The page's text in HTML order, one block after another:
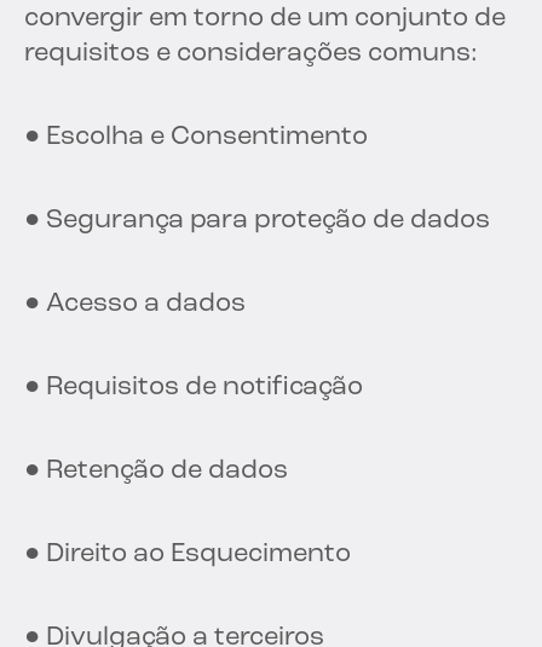
convergir em torno de um conjunto de
requisitos e considerações comuns:
● Escolha e Consentimento
● Segurança para proteção de dados
● Acesso a dados
● Requisitos de notificação
● Retenção de dados
● Direito ao Esquecimento
● Divulgação a terceiros